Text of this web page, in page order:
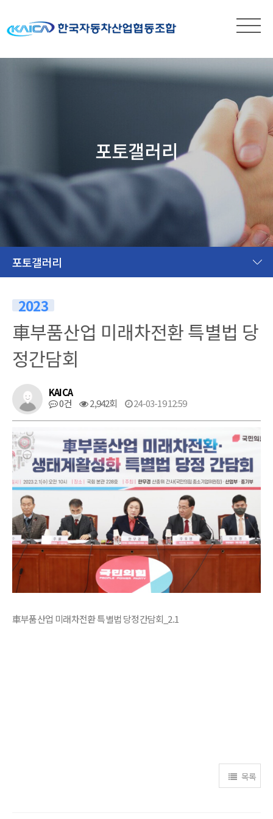
포토갤러리
포토갤러리
2023
車부품산업 미래차전환 특별법 당
정간담회
KAICA
0건
2,942회 24-03-19 12:59
車부품산업 미래차전환 특별법 당정간담회_2.1
목록